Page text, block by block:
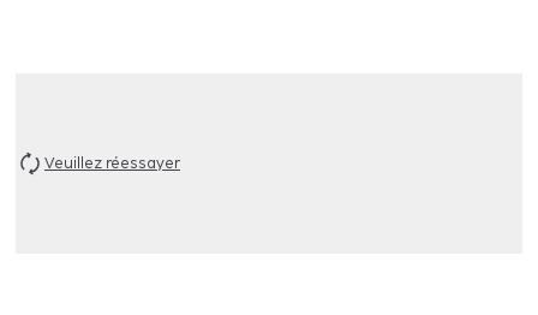
Veuillez réessayer